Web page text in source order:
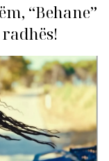
“Behane”